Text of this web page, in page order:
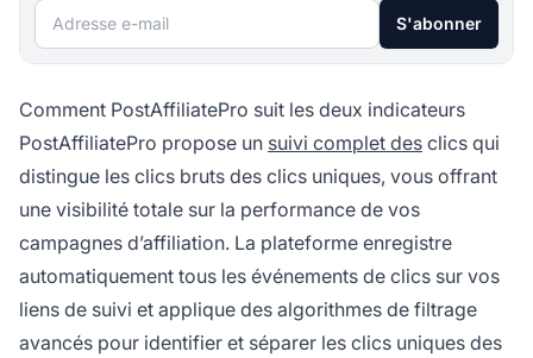
Adresse e-mail S'abonner
Comment PostAffiliatePro suit les deux indicateurs
PostAffiliatePro propose un suivi complet des clics qui
distingue les clics bruts des clics uniques, vous offrant
une visibilité totale sur la performance de vos
campagnes d’affiliation. La plateforme enregistre
automatiquement tous les événements de clics sur vos
liens de suivi et applique des algorithmes de filtrage
avancés pour identifier et séparer les clics uniques des